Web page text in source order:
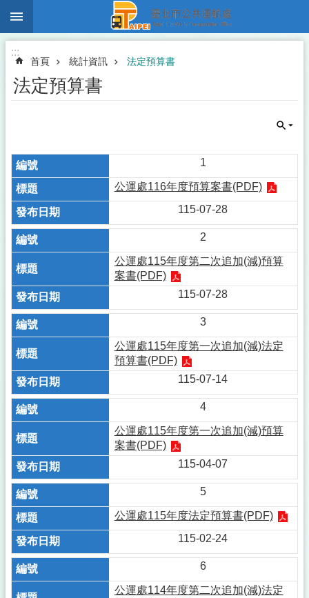
跳到主要內容區塊
:::
首頁 統計資訊 法定預算書
法定預算書
1
公運處116年度預算案書(PDF)
115-07-28
2
公運處115年度第二次追加(減)預算
案書(PDF)
115-07-28
3
公運處115年度第一次追加(減)法定
預算書(PDF)
115-07-14
4
公運處115年度第一次追加(減)預算
案書(PDF)
115-04-07
5
公運處115年度法定預算書(PDF)
115-02-24
6
公運處114年度第二次追加(減)法定